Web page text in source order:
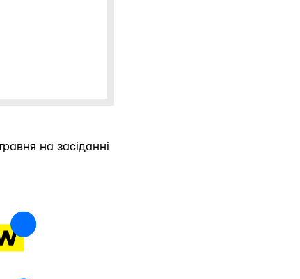
на засіданні